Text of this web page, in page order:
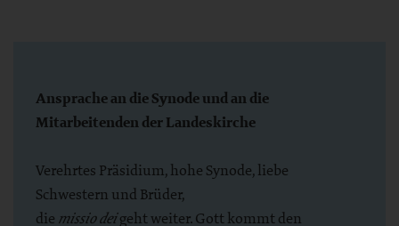
Ansprache an die Synode und an die
Mitarbeitenden der Landeskirche
Verehrtes Präsidium, hohe Synode, liebe
Schwestern und Brüder,
die missio deigeht weiter. Gott kommt den